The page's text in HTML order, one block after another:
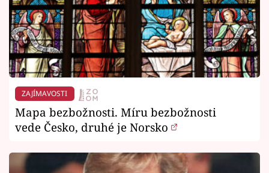
ZAJÍMAVOSTI
Mapa bezbožnosti. Míru bezbožnosti
vede Česko, druhé je Norsko